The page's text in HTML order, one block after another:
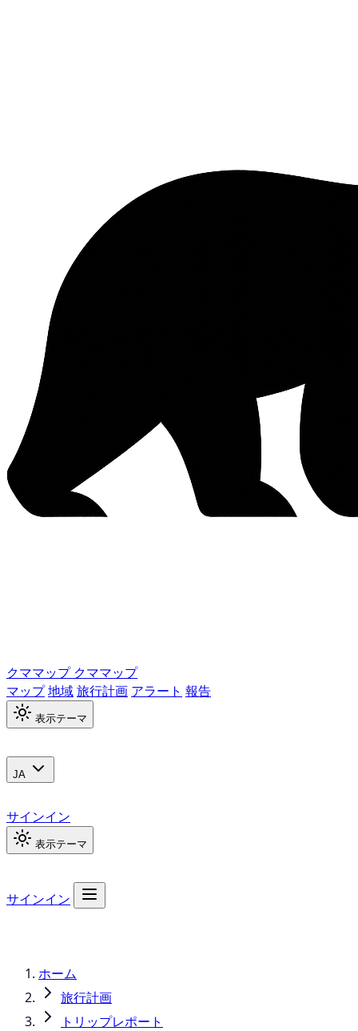
クママップ クママップ
マップ地域旅行計画 アラート 報告
表示テーマ
JA
サインイン
表示テーマ
サインイン
ホーム
旅行計画
トリップレポート